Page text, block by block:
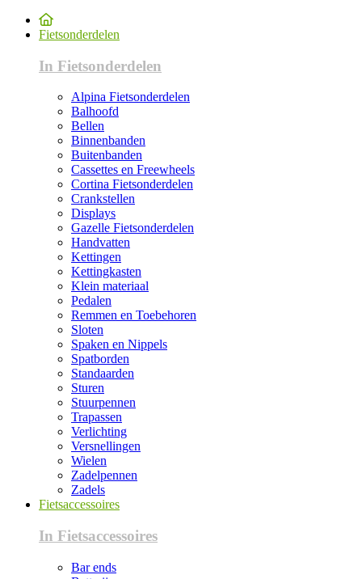
Fietsonderdelen
In Fietsonderdelen
Alpina Fietsonderdelen
Balhoofd
Bellen
Binnenbanden
Buitenbanden
Cassettes en Freewheels
Cortina Fietsonderdelen
Crankstellen
Displays
Gazelle Fietsonderdelen
Handvatten
Kettingen
Kettingkasten
Klein materiaal
Pedalen
Remmen en Toebehoren
Sloten
Spaken en Nippels
Spatborden
Standaarden
Sturen
Stuurpennen
Trapassen
Verlichting
Versnellingen
Wielen
Zadelpennen
Zadels
Fietsaccessoires
In Fietsaccessoires
Bar ends